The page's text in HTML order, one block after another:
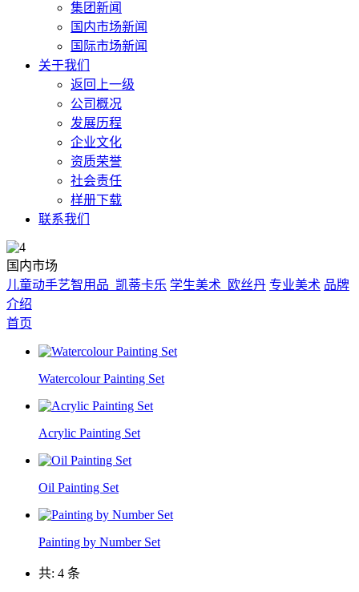
集团新闻
国内市场新闻
国际市场新闻
关于我们
返回上一级
公司概况
发展历程
企业文化
资质荣誉
社会责任
样册下载
联系我们
国内市场
儿童动手艺智用品_凯蒂卡乐 学生美术_欧丝丹 专业美术 品牌
介绍
首页
Watercolour Painting Set
Acrylic Painting Set
Oil Painting Set
Painting by Number Set
共: 4 条